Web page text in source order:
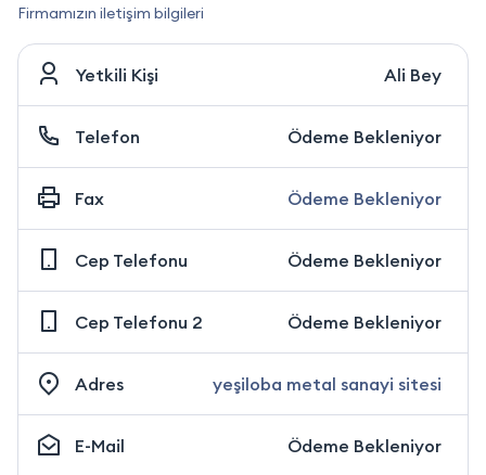
Firmamızın iletişim bilgileri
Yetkili Kişi Ali Bey
Telefon Ödeme Bekleniyor
Fax Ödeme Bekleniyor
Cep Telefonu Ödeme Bekleniyor
Cep Telefonu 2 Ödeme Bekleniyor
Adres yeşiloba metal sanayi sitesi
E-Mail Ödeme Bekleniyor